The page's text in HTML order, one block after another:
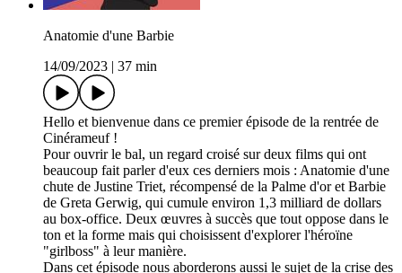
Anatomie d'une Barbie
14/09/2023
37 min
Hello et bienvenue dans ce premier épisode de la rentrée de
Cinérameuf !
Pour ouvrir le bal, un regard croisé sur deux films qui ont
beaucoup fait parler d'eux ces derniers mois : Anatomie d'une
chute de Justine Triet, récompensé de la Palme d'or et Barbie
de Greta Gerwig, qui cumule environ 1,3 milliard de dollars
au box-office. Deux œuvres à succès que tout oppose dans le
ton et la forme mais qui choisissent d'explorer l'héroïne
"girlboss" à leur manière.
Dans cet épisode nous aborderons aussi le sujet de la crise des